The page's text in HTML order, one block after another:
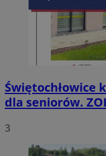
Świętochłowice
dla seniorów.
3